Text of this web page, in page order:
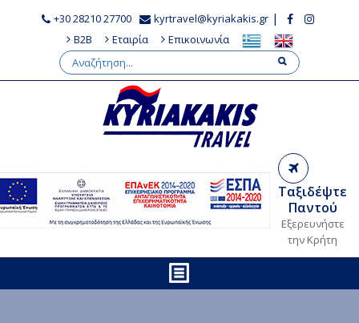
+30 28210 27700 kyrtravel@kyriakakis.gr |
B2B Εταιρία Επικοινωνία
Ταξιδέψτε
Παντού
Εξερευνήστε
την Κρήτη